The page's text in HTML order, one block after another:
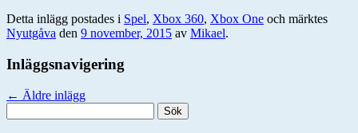
Detta inlägg postades i Spel, Xbox 360, Xbox One och märktes
Nyutgåva den 9 november, 2015 av Mikael.
Inläggsnavigering
← Äldre inlägg
efter: